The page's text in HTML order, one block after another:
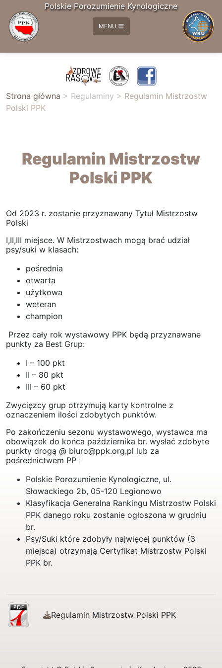
Polskie Porozumienie Kynologiczne
MENU
Strona główna > Regulaminy > Regulamin Mistrzostw
Polski PPK
Regulamin Mistrzostw
Polski PPK
Od 2023 r. zostanie przyznawany Tytuł Mistrzostw
Polski
I,II,III miejsce. W Mistrzostwach mogą brać udział
psy/suki w klasach:
pośrednia
otwarta
użytkowa
weteran
champion
Przez cały rok wystawowy PPK będą przyznawane
punkty za Best Grup:
I – 100 pkt
II – 80 pkt
III – 60 pkt
Zwycięzcy grup otrzymują karty kontrolne z
oznaczeniem ilości zdobytych punktów.
Po zakończeniu sezonu wystawowego, wystawca ma
obowiązek do końca października br. wysłać zdobyte
punkty drogą @ biuro@ppk.org.pl lub za
pośrednictwem PP :
Polskie Porozumienie Kynologiczne, ul.
Słowackiego 2b, 05-120 Legionowo
Klasyfikacja Generalna Rankingu Mistrzostw Polski
PPK danego roku zostanie ogłoszona w grudniu
br.
Psy/Suki które zdobyły najwięcej punktów (3
miejsca) otrzymają Certyfikat Mistrzostw Polski
PPK br.
Regulamin Mistrzostw Polski PPK